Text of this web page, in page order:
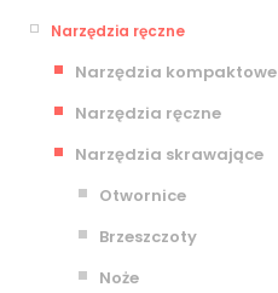
Narzędzia ręczne
Narzędzia kompaktowe
Narzędzia ręczne
Narzędzia skrawające
Otwornice
Brzeszczoty
Noże